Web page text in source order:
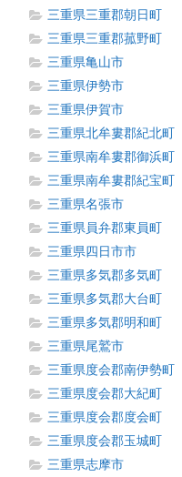
三重県三重郡朝日町
三重県三重郡菰野町
三重県亀山市
三重県伊勢市
三重県伊賀市
三重県北牟婁郡紀北町
三重県南牟婁郡御浜町
三重県南牟婁郡紀宝町
三重県名張市
三重県員弁郡東員町
三重県四日市市
三重県多気郡多気町
三重県多気郡大台町
三重県多気郡明和町
三重県尾鷲市
三重県度会郡南伊勢町
三重県度会郡大紀町
三重県度会郡度会町
三重県度会郡玉城町
三重県志摩市